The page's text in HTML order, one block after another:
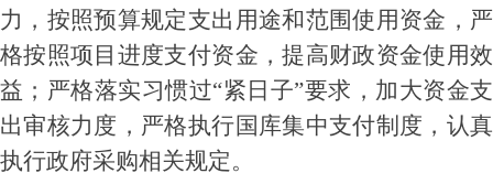
力，按照预算规定支出用途和范围使用资金，严
格按照项目进度支付资金，提高财政资金使用效
益；严格落实习惯过“紧日子”要求，加大资金支
出审核力度，严格执行国库集中支付制度，认真
执行政府采购相关规定。